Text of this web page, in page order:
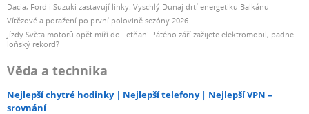
Dacia, Ford i Suzuki zastavují linky. Vyschlý Dunaj drtí energetiku Balkánu
Vítězové a poražení po první polovině sezóny 2026
Jízdy Světa motorů opět míří do Letňan! Pátého září zažijete elektromobil, padne
loňský rekord?
Věda a technika
Nejlepší chytré hodinky Nejlepší telefony
Nejlepší VPN –
srovnání